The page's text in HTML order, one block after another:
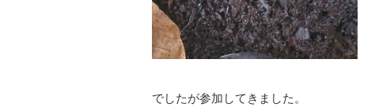
でしたが参加してきました。